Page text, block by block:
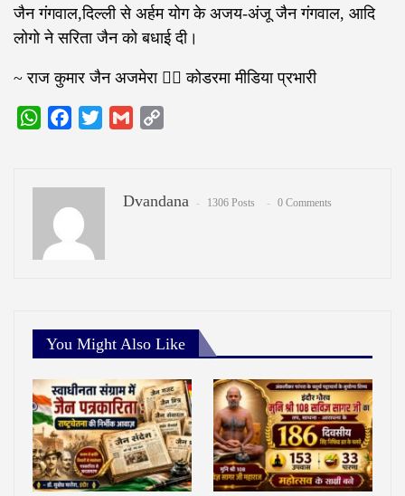
जैन गंगवाल,दिल्ली से अर्हम योग के अजय-अंजू जैन गंगवाल, आदि
लोगो ने सरिता जैन को बधाई दी।
~ राज कुमार जैन अजमेरा‌ ✍🏻 कोडरमा मीडिया प्रभारी
WhatsAppFacebook
Twitter Gmail
Dvandana 1306 Posts 0 Comments
You Might Also Like